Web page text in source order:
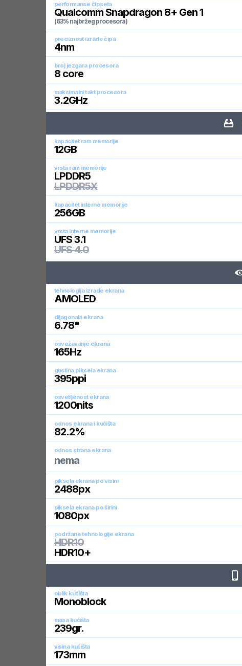
performanse čipseta
Qualcomm Snapdragon 8+ Gen 1
(63% najbržeg procesora)
preciznost izrade čipa
4nm
broj jezgara procesora
8core
maksimalni takt procesora
3.2GHz
kapacitet ram memorije
12GB
vrsta ram memorije
LPDDR5
LPDDR5X
kapacitet interne memorije
256GB
vrsta interne memorije
UFS 3.1
UFS 4.0
tehnologija izrade ekrana
AMOLED
dijagonala ekrana
6.78"
osvežavanje ekrana
165Hz
gustina piksela ekrana
395ppi
osvetljenost ekrana
1200nits
odnos ekrana i kućišta
82.2%
odnos strana ekrana
nema
piksela ekrana po visini
2488px
piksela ekrana po širini
1080px
podržane tehnologije ekrana
HDR10
HDR10+
oblik kućišta
Monoblock
masa kućišta
239gr.
visina kućišta
173mm